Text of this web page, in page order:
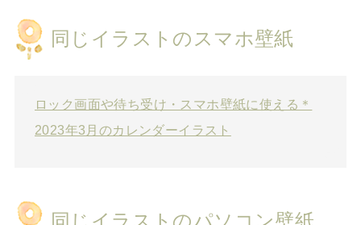
同じイラストのスマホ壁紙
ロック画面や待ち受け・スマホ壁紙に使える＊
2023年3月のカレンダーイラスト